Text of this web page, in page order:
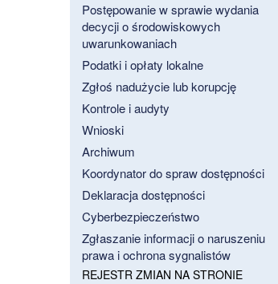
Postępowanie w sprawie wydania
decycji o środowiskowych
uwarunkowaniach
Podatki i opłaty lokalne
Zgłoś nadużycie lub korupcję
Kontrole i audyty
Wnioski
Archiwum
Koordynator do spraw dostępności
Deklaracja dostępności
Cyberbezpieczeństwo
Zgłaszanie informacji o naruszeniu
prawa i ochrona sygnalistów
REJESTR ZMIAN NA STRONIE